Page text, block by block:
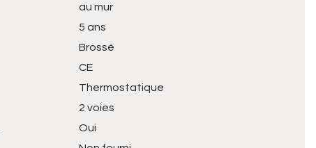
au mur
5 ans
Brossé
CE
Thermostatique
2 voies
Oui